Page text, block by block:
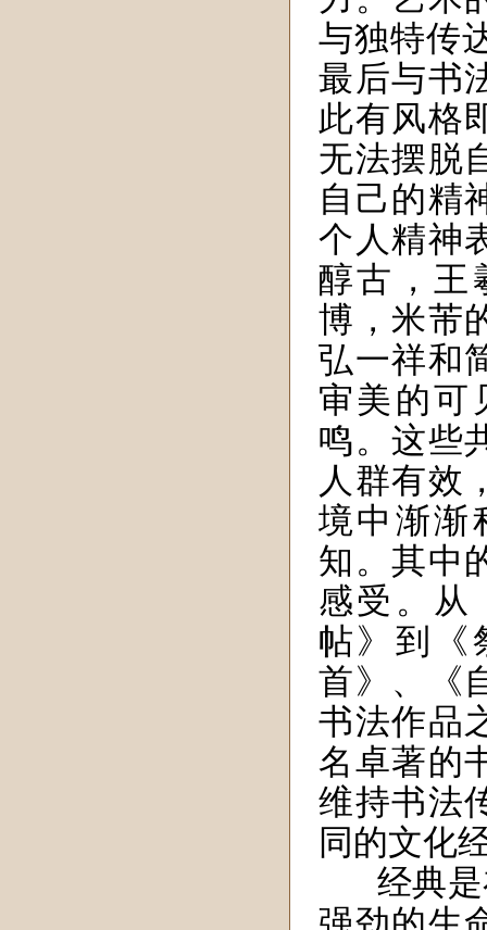
与独特传
最后与书
此有风格
无法摆脱
自己的精
个人精神
醇古，王
博，米芾
弘一祥和
审美的可
鸣。这些
人群有效
境中渐渐
知。其中
感受。从
帖》到《
首》、《
书法作品
名卓著的
维持书法
同的文化
经典